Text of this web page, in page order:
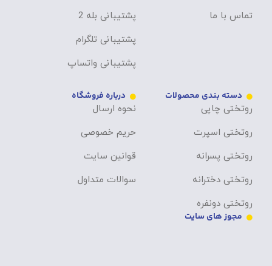
تماس با ما
پشتیبانی بله 2
پشتیبانی تلگرام
پشتیبانی واتساپ
دسته بندی محصولات
روتختی چاپی
روتختی اسپرت
روتختی پسرانه
روتختی دخترانه
روتختی دونفره
درباره فروشگاه
نحوه ارسال
حریم خصوصی
قوانین سایت
سوالات متداول
مجوز های سایت